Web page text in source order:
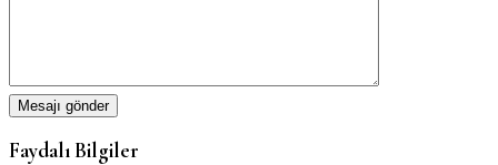
Faydalı Bilgiler